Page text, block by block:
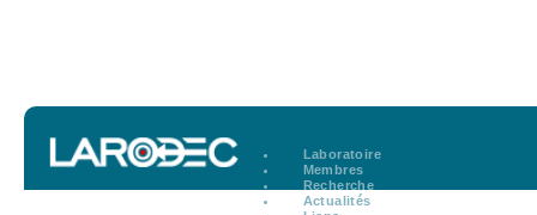
Laboratoire
Membres
Recherche
Actualités